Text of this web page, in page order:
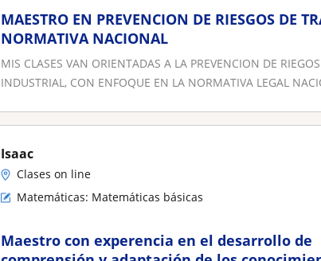
MAESTRO EN PREVENCION DE RIESGOS DE
NORMATIVA NACIONAL
MIS CLASES VAN ORIENTADAS A LA PREVENCION DE
INDUSTRIAL, CON ENFOQUE EN LA NORMATIVA LEGAL
Isaac
Clases on line
Matemáticas: Matemáticas básicas
Maestro con experencia en el desarrollo de